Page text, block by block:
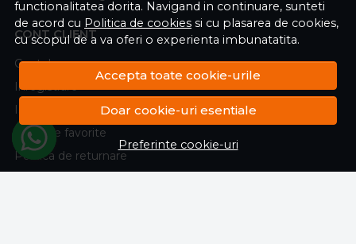
functionalitatea dorita. Navigand in continuare, sunteti
de acord cu Politica de cookies si cu plasarea de cookies,
cu scopul de a va oferi o experienta imbunatatita.
Accepta toate cookie-urile
Doar cookie-uri esentiale
Preferinte cookie-uri
CONT CLIENT
Contul meu
Inregistrare
Istoric comenzi
Produse favorite
Politica de returnare